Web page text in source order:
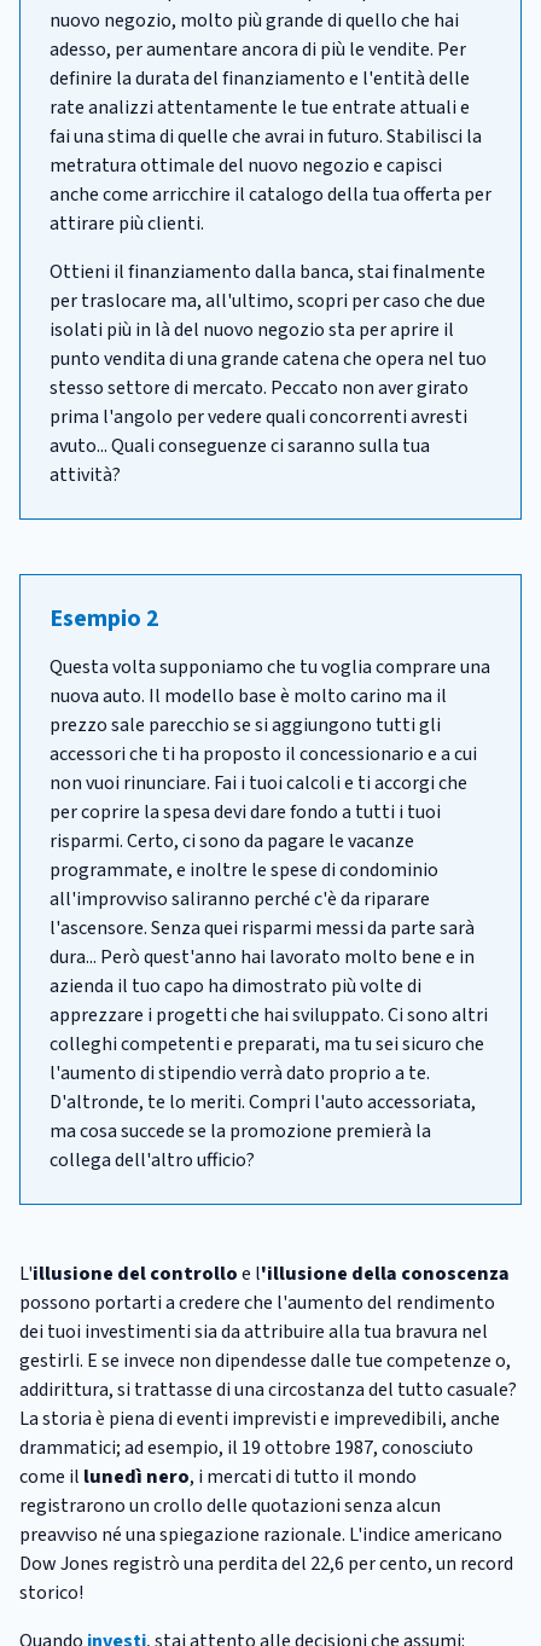
nuovo negozio, molto più grande di quello che hai
adesso, per aumentare ancora di più le vendite. Per
definire la durata del finanziamento e l'entità delle
rate analizzi attentamente le tue entrate attuali e
fai una stima di quelle che avrai in futuro. Stabilisci la
metratura ottimale del nuovo negozio e capisci
anche come arricchire il catalogo della tua offerta per
attirare più clienti.
Ottieni il finanziamento dalla banca, stai finalmente
per traslocare ma, all'ultimo, scopri per caso che due
isolati più in là del nuovo negozio sta per aprire il
punto vendita di una grande catena che opera nel tuo
stesso settore di mercato. Peccato non aver girato
prima l'angolo per vedere quali concorrenti avresti
avuto... Quali conseguenze ci saranno sulla tua
attività?
Esempio 2
Questa volta supponiamo che tu voglia comprare una
nuova auto. Il modello base è molto carino ma il
prezzo sale parecchio se si aggiungono tutti gli
accessori che ti ha proposto il concessionario e a cui
non vuoi rinunciare. Fai i tuoi calcoli e ti accorgi che
per coprire la spesa devi dare fondo a tutti i tuoi
risparmi. Certo, ci sono da pagare le vacanze
programmate, e inoltre le spese di condominio
all'improvviso saliranno perché c'è da riparare
l'ascensore. Senza quei risparmi messi da parte sarà
dura... Però quest'anno hai lavorato molto bene e in
azienda il tuo capo ha dimostrato più volte di
apprezzare i progetti che hai sviluppato. Ci sono altri
colleghi competenti e preparati, ma tu sei sicuro che
l'aumento di stipendio verrà dato proprio a te.
D'altronde, te lo meriti. Compri l'auto accessoriata,
ma cosa succede se la promozione premierà la
collega dell'altro ufficio?
L'illusione del controlloe l'illusione della conoscenza
possono portarti a credere che l'aumento del rendimento
dei tuoi investimenti sia da attribuire alla tua bravura nel
gestirli. E se invece non dipendesse dalle tue competenze o,
addirittura, si trattasse di una circostanza del tutto casuale?
La storia è piena di eventi imprevisti e imprevedibili, anche
drammatici; ad esempio, il 19 ottobre 1987, conosciuto
come il lunedì nero, i mercati di tutto il mondo
registrarono un crollo delle quotazioni senza alcun
preavviso né una spiegazione razionale. L'indice americano
Dow Jones registrò una perdita del 22,6 per cento, un record
storico!
Quando investi, stai attento alle decisioni che assumi: